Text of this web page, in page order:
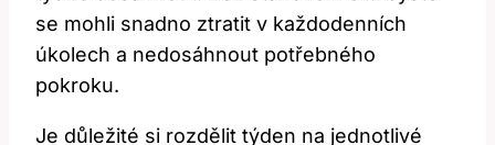
se mohli snadno ztratit v každodenních
úkolech a nedosáhnout potřebného
pokroku.
Je důležité si rozdělit týden na jednotlivé